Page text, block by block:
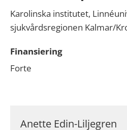
Karolinska institutet,
sjukvårdsregionen Kalmar/
Finansiering
Forte
Anette Edin-Liljegren